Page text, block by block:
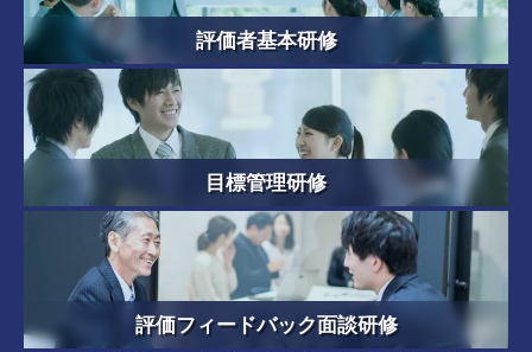
評価者基本研修
目標管理研修
評価フィードバック面談研修